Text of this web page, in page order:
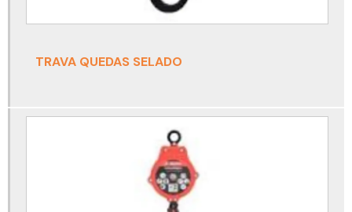
Detector de gás nh3
TRAVA QUEDAS SELADO